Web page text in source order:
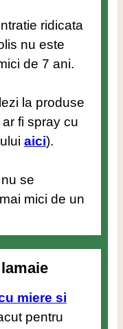
ridicata
nu este
de 7 ani.
la produse
fi spray cu
aici).
se
mici de un
miere si
pentru